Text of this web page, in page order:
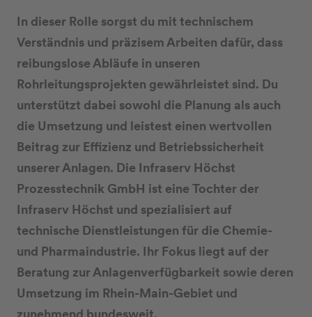
In dieser Rolle sorgst du mit technischem
Verständnis und präzisem Arbeiten dafür, dass
reibungslose Abläufe in unseren
Rohrleitungsprojekten gewährleistet sind. Du
unterstützt dabei sowohl die Planung als auch
die Umsetzung und leistest einen wertvollen
Beitrag zur Effizienz und Betriebssicherheit
unserer Anlagen. Die Infraserv Höchst
Prozesstechnik GmbH ist eine Tochter der
Infraserv Höchst und spezialisiert auf
technische Dienstleistungen für die Chemie-
und Pharmaindustrie. Ihr Fokus liegt auf der
Beratung zur Anlagenverfügbarkeit sowie deren
Umsetzung im Rhein-Main-Gebiet und
zunehmend bundesweit.